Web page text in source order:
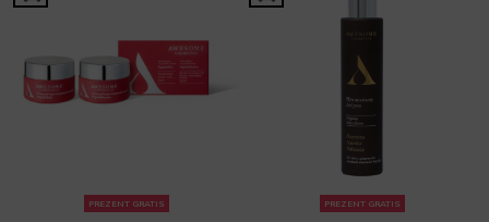
PREZENT GRATIS PREZENT GRATIS